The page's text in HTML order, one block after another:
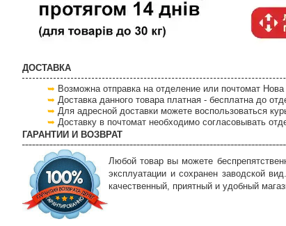
ДОСТАВКА
Возможна отправка на отделение или почтомат
Доставка данного товара платная - бесплатна до
Для адресной доставки можете воспользоваться
Доставку в почтомат необходимо согласовывать
ГАРАНТИИ И ВОЗВРАТ
Любой товар вы можете
эксплуатации и сохранен заводской
качественный, приятный и удобный